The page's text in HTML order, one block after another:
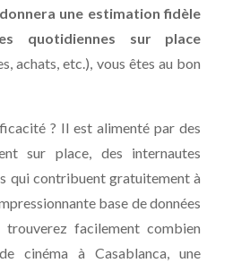
une estimation fidèle
quotidiennes sur place
achats, etc.), vous êtes au bon
? Il est alimenté par des
sur place, des internautes
qui contribuent gratuitement à
base de données
trouverez facilement combien
cinéma à Casablanca, une